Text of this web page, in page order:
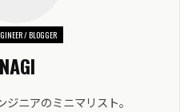
/ BLOGGER
NAGI
ニアのミニマリスト。